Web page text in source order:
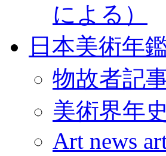
による）
日本美術年
物故者記
美術界年史
Art news